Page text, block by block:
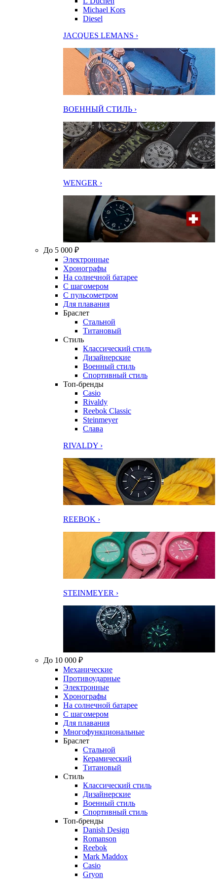
Michael Kors
Diesel
JACQUES LEMANS ›
ВОЕННЫЙ СТИЛЬ ›
WENGER ›
До 5 000 ₽
Электронные
Хронографы
На солнечной батарее
С шагомером
С пульсометром
Для плавания
Браслет
Стальной
Титановый
Стиль
Классический стиль
Дизайнерские
Военный стиль
Спортивный стиль
Топ-бренды
Casio
Rivaldy
Reebok Classic
Steinmeyer
Слава
RIVALDY ›
REEBOK ›
STEINMEYER ›
До 10 000 ₽
Механические
Противоударные
Электронные
Хронографы
На солнечной батарее
С шагомером
Для плавания
Многофункциональные
Браслет
Стальной
Керамический
Титановый
Стиль
Классический стиль
Дизайнерские
Военный стиль
Спортивный стиль
Топ-бренды
Danish Design
Romanson
Reebok
Mark Maddox
Casio
Gryon